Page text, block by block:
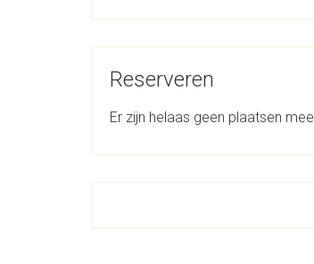
Reserveren
Er zijn helaas geen plaatsen